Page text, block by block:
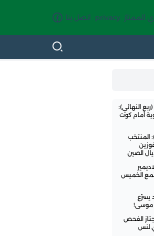
الممتاز privacy اتصل بنا
كأس أمم إفريقيا للسيدات 2026 (ربع النهائي):
أمام كوت
(أقل من 23 سنة): المنتخب
الصين
الخميس
يسرّع
موسى!
يجتاز الفحص
لنس